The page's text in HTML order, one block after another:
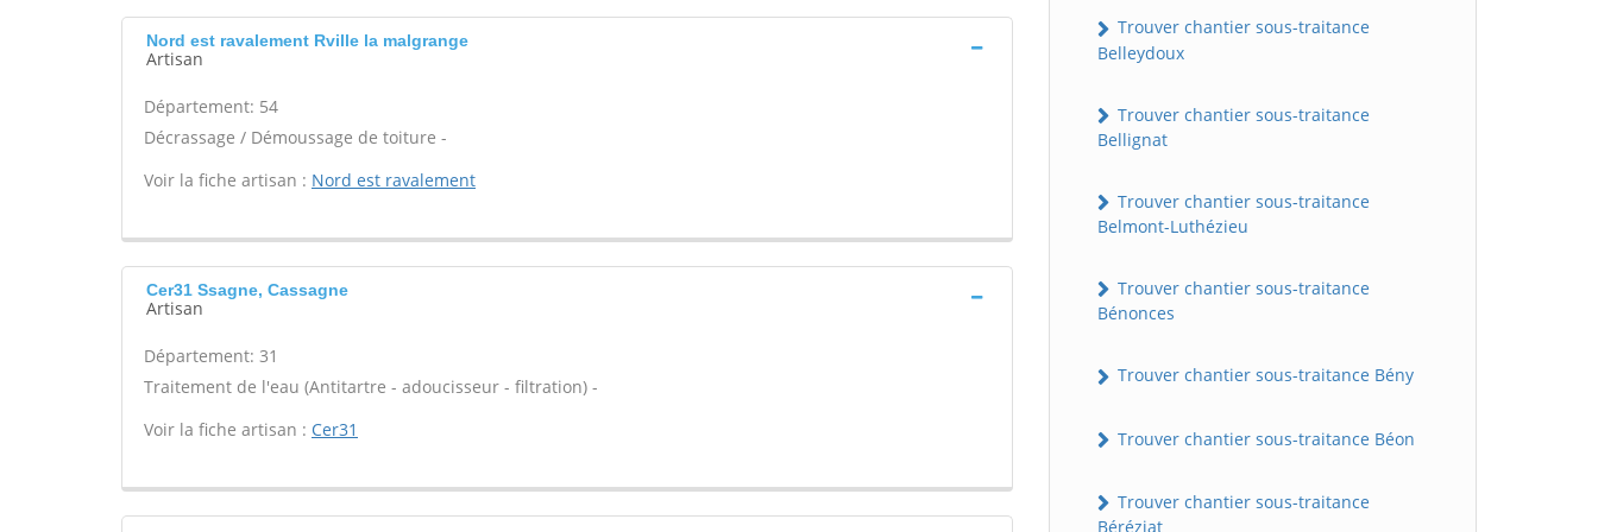
Nord est ravalement Rville la malgrange
Artisan
Département: 54
Décrassage / Démoussage de toiture -
Voir la fiche artisan : Nord est ravalement
Cer31 Ssagne, Cassagne
Artisan
Département: 31
Traitement de l'eau (Antitartre - adoucisseur - filtration) -
Voir la fiche artisan : Cer31
Trouver chantier sous-traitance
Belleydoux
Trouver chantier sous-traitance
Bellignat
Trouver chantier sous-traitance
Belmont-Luthézieu
Trouver chantier sous-traitance
Bénonces
Trouver chantier sous-traitance Bény
Trouver chantier sous-traitance Béon
Trouver chantier sous-traitance
Béréziat